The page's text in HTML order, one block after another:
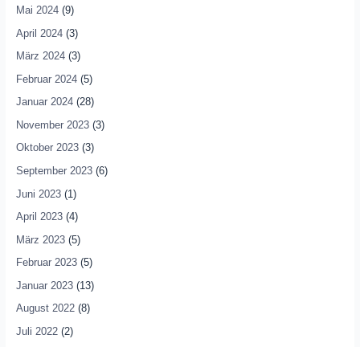
Mai 2024(9)
April 2024(3)
März 2024(3)
Februar 2024(5)
Januar 2024(28)
November 2023(3)
Oktober 2023(3)
September 2023(6)
Juni 2023(1)
April 2023(4)
März 2023(5)
Februar 2023(5)
Januar 2023(13)
August 2022(8)
Juli 2022(2)